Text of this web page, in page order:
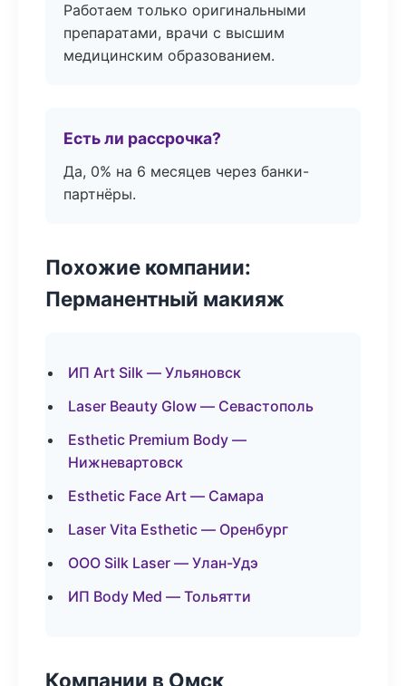
Работаем только оригинальными
препаратами, врачи с высшим
медицинским образованием.
Есть ли рассрочка?
Да, 0% на 6 месяцев через банки-
партнёры.
Похожие компании:
Перманентный макияж
ИП Art Silk — Ульяновск
Laser Beauty Glow — Севастополь
Esthetic Premium Body —
Нижневартовск
Esthetic Face Art — Самара
Laser Vita Esthetic — Оренбург
ООО Silk Laser — Улан-Удэ
ИП Body Med — Тольятти
Компании в Омск